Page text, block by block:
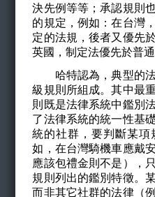
決先例等等；承認規則
的規定，例如：在台灣
定的法規，後者又優先
英國，制定法優先於普通
哈特認為，典型的法
級規則所組成。其中最
則既是法律系統中鑑別
了法律系統的統一性基
統的社群，要判斷某項
如，在台灣騎機車應戴
應該包禮金則不是），
規則列出的鑑別特徵。
而非其它社群的法律（